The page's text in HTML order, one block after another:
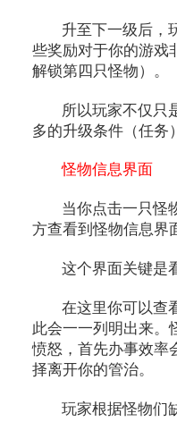
升至下一级后，
些奖励对于你的游戏
解锁第四只怪物）。
所以玩家不仅只
多的升级条件（任务
怪物信息界面
当你点击一只怪
方查看到怪物信息界
这个界面关键是
在这里你可以查
此会一一列明出来。
愤怒，首先办事效率
择离开你的管治。
玩家根据怪物们